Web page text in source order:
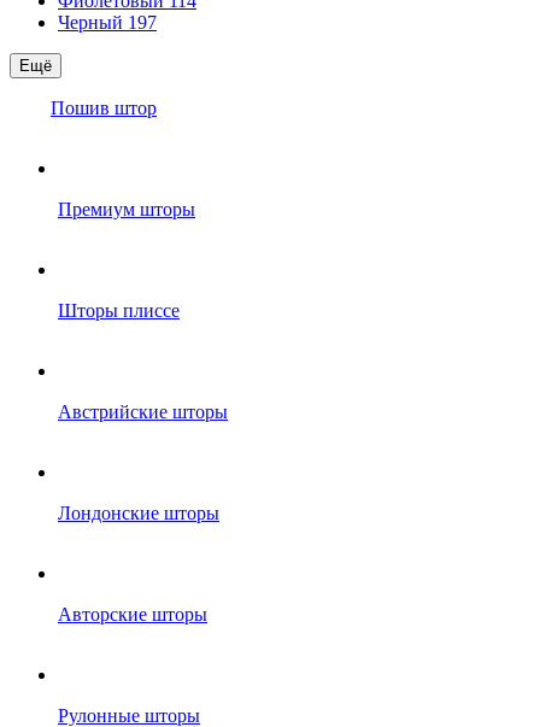
Черный 197
Ещё
Пошив штор
Премиум шторы
Шторы плиссе
Австрийские шторы
Лондонские шторы
Авторские шторы
Рулонные шторы